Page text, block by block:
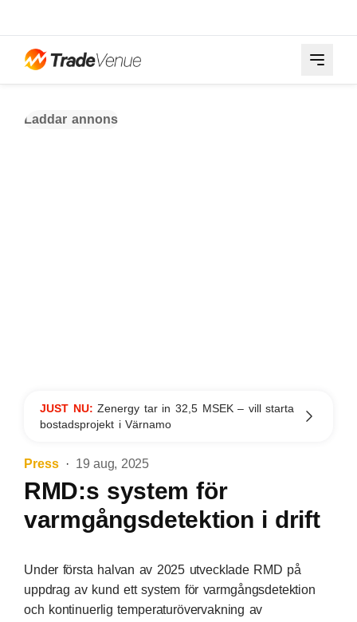
Laddar annons
JUST NU:Zenergy tar in 32,5 MSEK – vill starta
bostadsprojekt i Värnamo
Press 19 aug, 2025
RMD:s system för
varmgångsdetektion i drift
Under första halvan av 2025 utvecklade RMD på
uppdrag av kund ett system för varmgångsdetektion
och kontinuerlig temperaturövervakning av